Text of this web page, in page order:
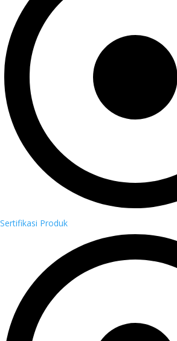
Sertifikasi Produk